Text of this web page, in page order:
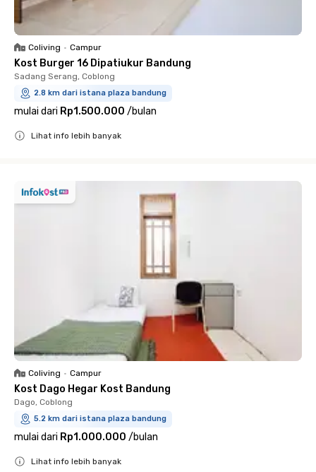
Coliving • Campur
Kost Burger 16 Dipatiukur Bandung
Sadang Serang, Coblong
2.8 km dari istana plaza bandung
mulai dari Rp1.500.000 /bulan
Lihat info lebih banyak
Coliving • Campur
Kost Dago Hegar Kost Bandung
Dago, Coblong
5.2 km dari istana plaza bandung
mulai dari Rp1.000.000 /bulan
Lihat info lebih banyak